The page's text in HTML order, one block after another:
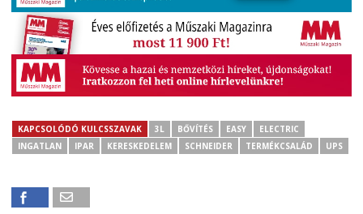
KAPCSOLÓDÓ KULCSSZAVAK 3L BŐVÍTÉS EASY
ELECTRIC
INGATLAN
IPAR KERESKEDELEM SCHNEIDER TERMÉKCSALÁD UPS